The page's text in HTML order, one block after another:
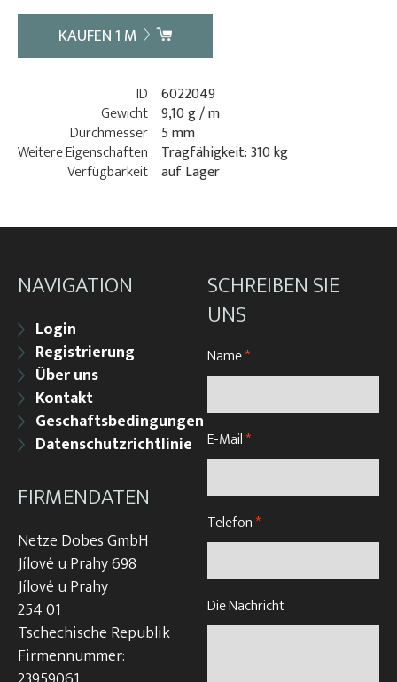
KAUFEN1 M
ID 6022049
Gewicht 9,10 g / m
Durchmesser 5 mm
Weitere Eigenschaften
Tragfähigkeit: 310 kg
Verfügbarkeit auf Lager
NAVIGATION
Login
Registrierung
Über uns
Kontakt
Geschaftsbedingungen
Datenschutzrichtlinie
FIRMENDATEN
Netze Dobes GmbH
Jílové u Prahy 698
Jílové u Prahy
254 01
Tschechische Republik
Firmennummer:
SCHREIBEN SIE
UNS
Name*
E-Mail*
Telefon*
Die Nachricht